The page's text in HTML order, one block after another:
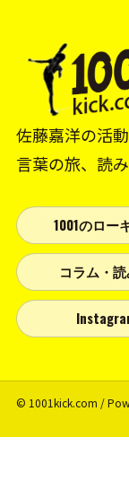
佐藤嘉洋の活
言葉の旅、読
1001のロー
コラム・
© 1001kick.com /